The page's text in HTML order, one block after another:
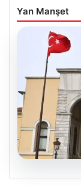
Yan Manşet
05.08.2026